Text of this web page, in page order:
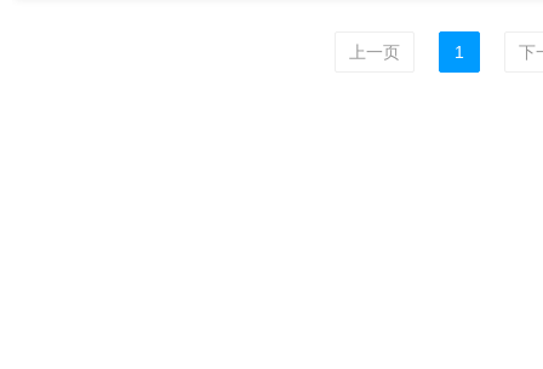
上一页 1 下